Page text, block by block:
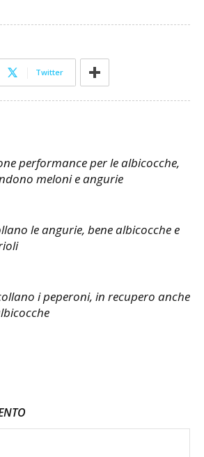
Twitter
performance per le albicocche,
meloni e angurie
le angurie, bene albicocche e
i peperoni, in recupero anche